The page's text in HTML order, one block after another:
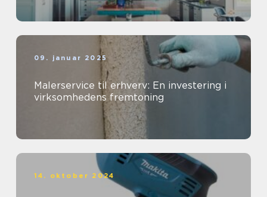
09. januar 2025
Malerservice til erhverv: En investering i
virksomhedens fremtoning
14. oktober 2024